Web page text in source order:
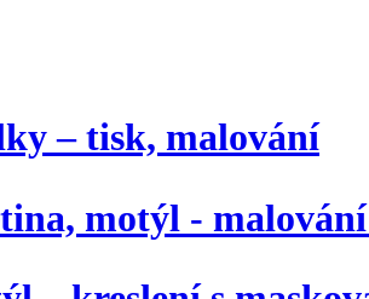
– tisk, malování
motýl -